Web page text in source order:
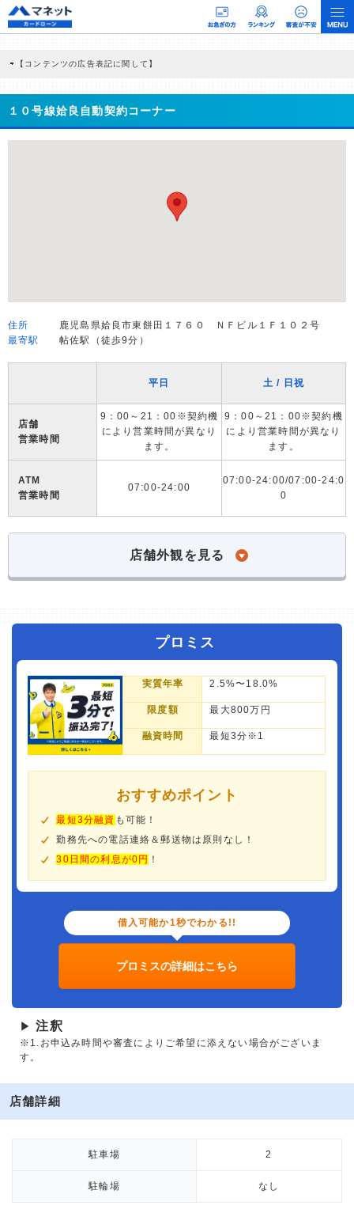
【コンテンツの広告表記に関して】
商品を根拠なくPRするものではなく、当編集部の調査／ユーザーへの口コミ収集な
どに基づき、公平性を担保した情報提供を行っています。
>提携企業一覧
１０号線姶良自動契約コーナー
住所
鹿児島県姶良市東餅田１７６０ ＮＦビル１Ｆ１０２号
最寄駅
帖佐駅（徒歩9分）
平日 土 / 日祝
店舗
営業時間
9：00～21：00※契約機
により営業時間が異なり
ます。
9：00～21：00※契約機
により営業時間が異なり
ます。
ATM
営業時間
07:00-24:00
07:00-24:00/07:00-24:0
0
店舗外観を見る
プロミス
実質年率 2.5%〜18.0%
限度額 最大800万円
融資時間 最短3分※1
おすすめポイント
最短3分融資 も可能！
勤務先への電話連絡＆郵送物は原則なし！
30日間の利息が0円 ！
借入可能か1秒でわかる!!
プロミスの詳細はこちら
▶ 注釈
※1.お申込み時間や審査によりご希望に添えない場合がございま
す。
店舗詳細
駐車場 2
駐輪場 なし